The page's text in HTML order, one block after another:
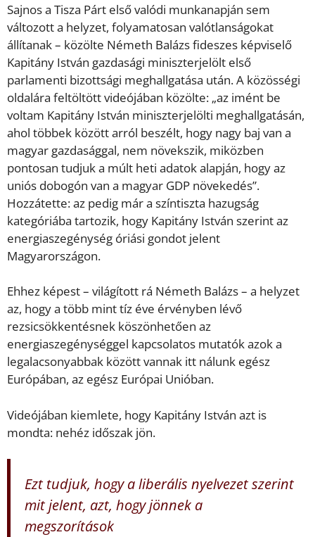
Sajnos a Tisza Párt első valódi munkanapján sem
változott a helyzet, folyamatosan valótlanságokat
állítanak – közölte Németh Balázs fideszes képviselő
Kapitány István gazdasági miniszterjelölt első
parlamenti bizottsági meghallgatása után. A közösségi
oldalára feltöltött videójában közölte: „az imént be
voltam Kapitány István miniszterjelölti meghallgatásán,
ahol többek között arról beszélt, hogy nagy baj van a
magyar gazdasággal, nem növekszik, miközben
pontosan tudjuk a múlt heti adatok alapján, hogy az
uniós dobogón van a magyar GDP növekedés”.
Hozzátette: az pedig már a színtiszta hazugság
kategóriába tartozik, hogy Kapitány István szerint az
energiaszegénység óriási gondot jelent
Magyarországon.
Ehhez képest – világított rá Németh Balázs – a helyzet
az, hogy a több mint tíz éve érvényben lévő
rezsicsökkentésnek köszönhetően az
energiaszegénységgel kapcsolatos mutatók azok a
legalacsonyabbak között vannak itt nálunk egész
Európában, az egész Európai Unióban.
Videójában kiemlete, hogy Kapitány István azt is
mondta: nehéz időszak jön.
Ezt tudjuk, hogy a liberális nyelvezet szerint
mit jelent, azt, hogy jönnek a
megszorítások